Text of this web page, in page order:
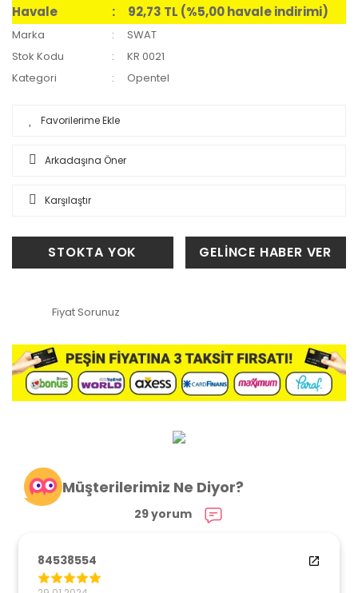
Havale 92,73 TL (%5,00 havale indirimi)
Marka
SWAT
Stok Kodu
KR 0021
Kategori
Opentel
Arkadaşına Öner
Karşılaştır
STOKTA YOK GELİNCE HABER VER
Fiyat Sorunuz
Müşterilerimiz Ne Diyor?
29 yorum
84538554